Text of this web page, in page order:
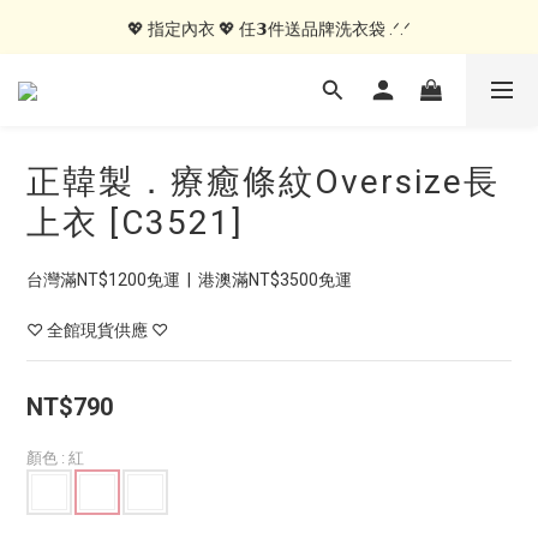
💖 指定居家服 💖 𝟭件就送MIT紗布手帕 .ᐟ.ᐟ
💖 指定內衣 💖 任𝟯件送品牌洗衣袋 .ᐟ.ᐟ
🍑內褲自由配🍑 3件499, 10件79折免運
正韓製．療癒條紋Oversize長
上衣 [C3521]
台灣滿NT$1200免運  |  港澳滿NT$3500免運
♡ 全館現貨供應 ♡
NT$790
顏色 : 紅